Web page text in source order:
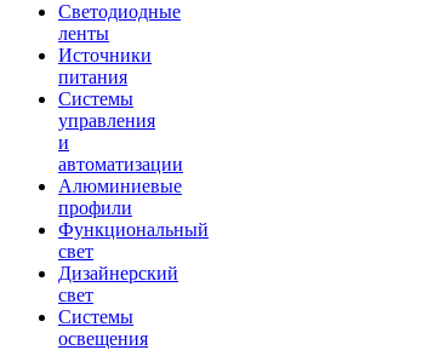
Светодиодные
ленты
Источники
питания
Системы
управления
и
автоматизации
Алюминиевые
профили
Функциональный
свет
Дизайнерский
свет
Системы
освещения